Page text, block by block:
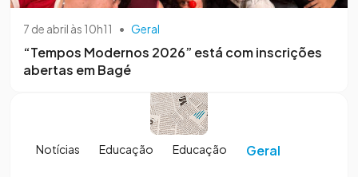
7 de abril às 10h11 • Geral
“Tempos Modernos 2026” está com inscrições
abertas em Bagé
Notícias Educação Educação Geral